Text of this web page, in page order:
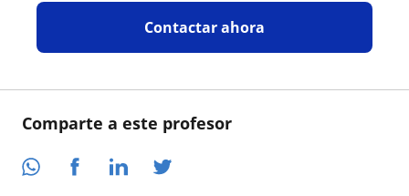
Comparte a este profesor
Contactar ahora